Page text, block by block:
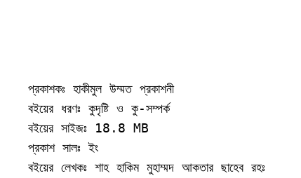
প্রকাশকঃ হাকীমুল উম্মত প্রকাশনী
বইয়ের ধরণঃ কুদৃষ্টি ও কু-সম্পর্ক
বইয়ের সাইজঃ 18.8 MB
প্রকাশ সালঃ ইং
বইয়ের লেখকঃ শাহ হাকিম মুহাম্মদ আকতার ছাহেব রহঃ